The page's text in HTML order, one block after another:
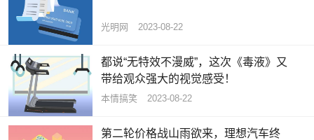
光明网 2023-08-22
都说“无特效不漫威”，这次《毒液》又
带给观众强大的视觉感受！
本情搞笑 2023-08-22
第二轮价格战山雨欲来，理想汽车终